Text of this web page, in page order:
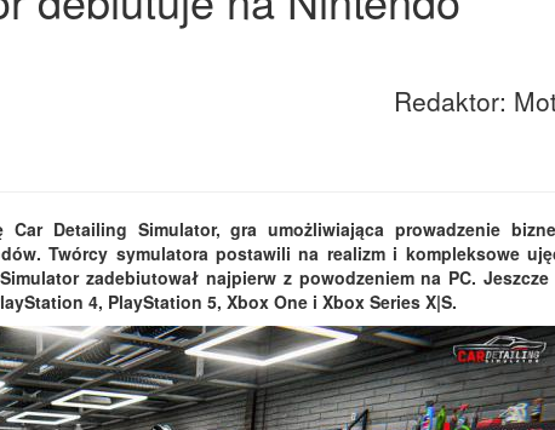
Redaktor:
Detailing Simulator, gra umożliwiająca prowadzenie
Twórcy symulatora postawili na realizm i kompleksowe
zadebiutował najpierw z powodzeniem na PC. Jeszcze
4, PlayStation 5, Xbox One i Xbox Series X|S.